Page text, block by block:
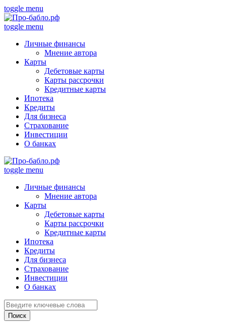
toggle menu
toggle menu
Личные финансы
Мнение автора
Карты
Дебетовые карты
Карты рассрочки
Кредитные карты
Ипотека
Кредиты
Для бизнеса
Страхование
Инвестиции
О банках
toggle menu
Личные финансы
Мнение автора
Карты
Дебетовые карты
Карты рассрочки
Кредитные карты
Ипотека
Кредиты
Для бизнеса
Страхование
Инвестиции
О банках
Поиск